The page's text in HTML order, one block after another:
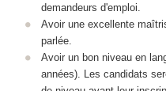
demandeurs d'emploi.
Avoir une excellente
parlée.
Avoir un bon niveau en
années). Les candidats